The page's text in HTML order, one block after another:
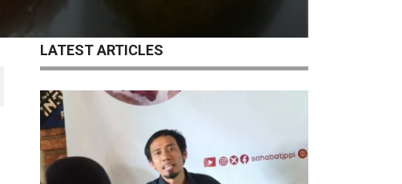
LATEST ARTICLES